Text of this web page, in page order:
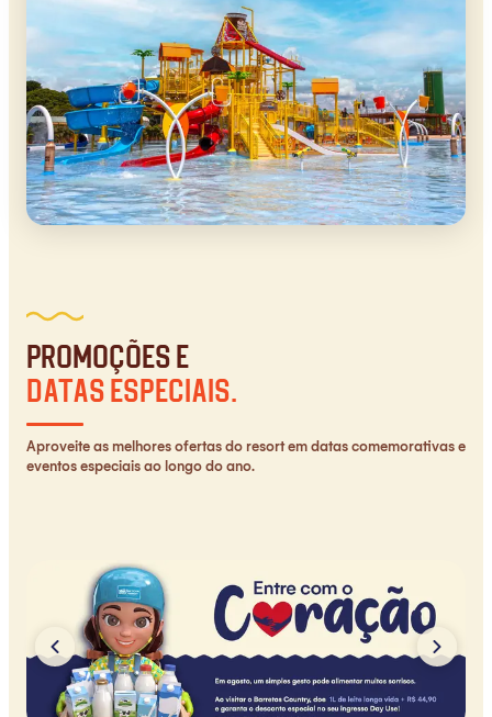
Promoções e
datas especiais.
Aproveite as melhores ofertas do resort em datas comemorativas e
eventos especiais ao longo do ano.